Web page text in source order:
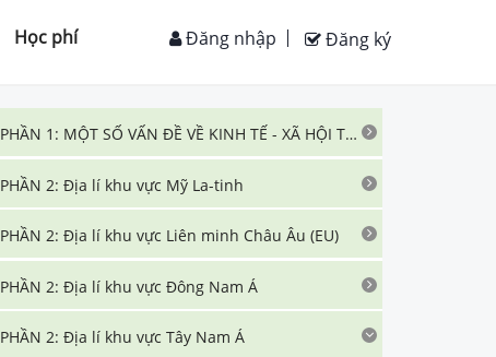
Học phí Đăng ký
Đăng nhập
PHẦN 1: MỘT SỐ VẤN ĐỀ VỀ KINH TẾ - XÃ HỘI THẾ GIỚI
PHẦN 2: Địa lí khu vực Mỹ La-tinh
PHẦN 2: Địa lí khu vực Liên minh Châu Âu (EU)
PHẦN 2: Địa lí khu vực Đông Nam Á
PHẦN 2: Địa lí khu vực Tây Nam Á